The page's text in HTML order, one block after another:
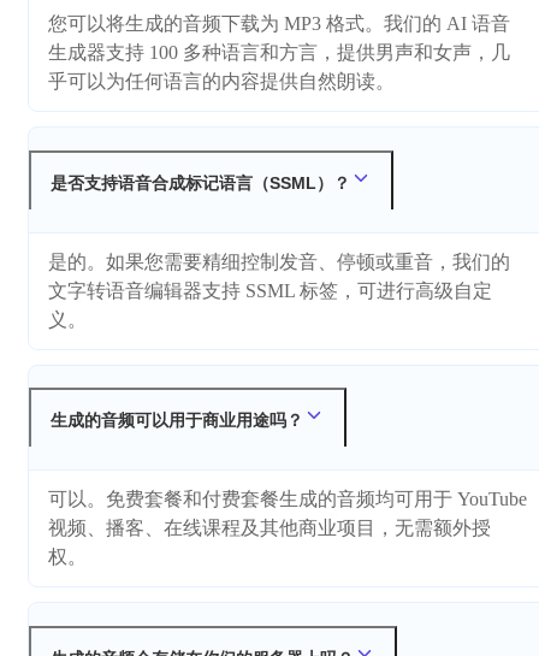
您可以将生成的音频下载为 MP3 格式。我们的 AI 语音
生成器支持 100 多种语言和方言，提供男声和女声，几
乎可以为任何语言的内容提供自然朗读。
是否支持语音合成标记语言（SSML）？
是的。如果您需要精细控制发音、停顿或重音，我们的
文字转语音编辑器支持 SSML 标签，可进行高级自定
义。
生成的音频可以用于商业用途吗？
可以。免费套餐和付费套餐生成的音频均可用于 YouTube
视频、播客、在线课程及其他商业项目，无需额外授
权。